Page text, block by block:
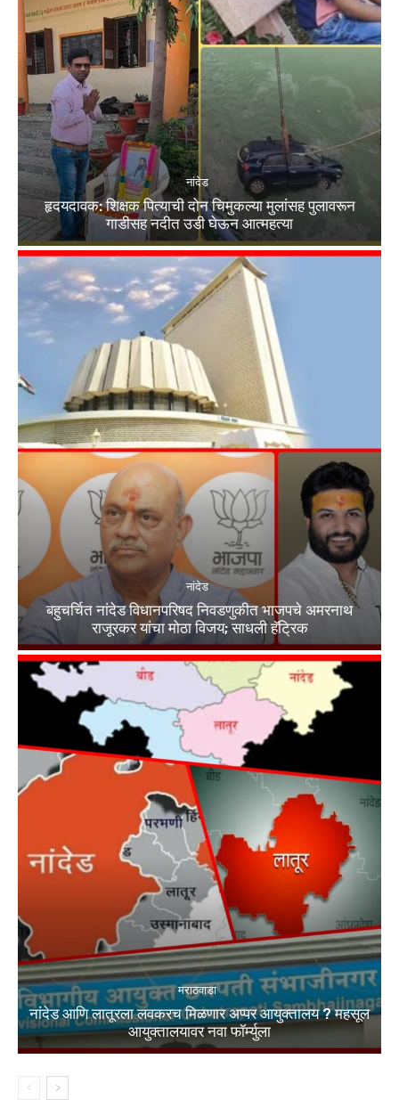
नांदेड
हृदयदावक: शिक्षक पित्याची दोन चिमुकल्या मुलांसह पुलावरून
गाडीसह नदीत उडी घेऊन आत्महत्या
नांदेड
बहुचर्चित नांदेड विधानपरिषद निवडणुकीत भाजपचे अमरनाथ
राजूरकर यांचा मोठा विजय; साधली हॅट्रिक
मराठवाडा
नांदेड आणि लातूरला लवकरच मिळणार अप्पर आयुक्तालय ? महसूल
आयुक्तालयावर नवा फॉर्म्युला